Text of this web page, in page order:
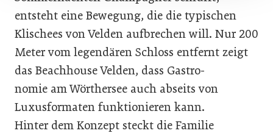
entsteht eine Bewegung, die die typischen
Klischees von Velden aufbrechen will. Nur 200
Meter vom legendären Schloss entfernt zeigt
das Beachhouse Velden, dass Gastro-
nomie am Wörthersee auch abseits von
Luxusformaten funktionieren kann.
Hinter dem Konzept steckt die Familie